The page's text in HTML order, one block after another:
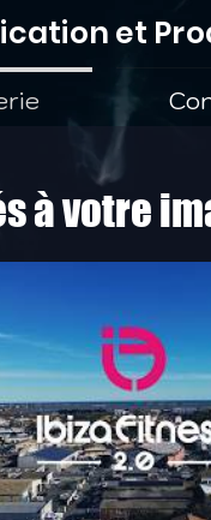
et
à votre